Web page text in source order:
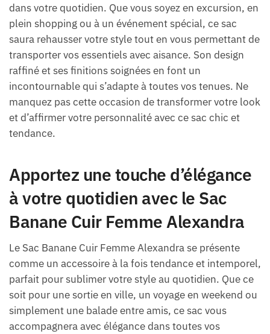
dans votre quotidien. Que vous soyez en excursion, en
plein shopping ou à un événement spécial, ce sac
saura rehausser votre style tout en vous permettant de
transporter vos essentiels avec aisance. Son design
raffiné et ses finitions soignées en font un
incontournable qui s’adapte à toutes vos tenues. Ne
manquez pas cette occasion de transformer votre look
et d’affirmer votre personnalité avec ce sac chic et
tendance.
Apportez une touche d’élégance
à votre quotidien avec le Sac
Banane Cuir Femme Alexandra
Le Sac Banane Cuir Femme Alexandra se présente
comme un accessoire à la fois tendance et intemporel,
parfait pour sublimer votre style au quotidien. Que ce
soit pour une sortie en ville, un voyage en weekend ou
simplement une balade entre amis, ce sac vous
accompagnera avec élégance dans toutes vos